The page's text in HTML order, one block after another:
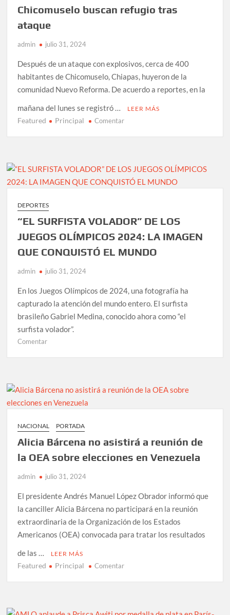
PARÍS
2024
Chicomuselo buscan refugio tras
ataque
admin julio 31, 2024
Después de un ataque con explosivos, cerca de 400
habitantes de Chicomuselo, Chiapas, huyeron de la
comunidad Nuevo Reforma. De acuerdo a reportes, en la
mañana del lunes se registró …
LEER MÁS
Featured Principal Comentaren
habitantes
Chicomuselo
tras
ataque
DEPORTES
“EL SURFISTA VOLADOR” DE LOS
JUEGOS OLÍMPICOS 2024: LA IMAGEN
QUE CONQUISTÓ EL MUNDO
admin julio 31, 2024
En los Juegos Olímpicos de 2024, una fotografía ha
capturado la atención del mundo entero. El surfista
brasileño Gabriel Medina, conocido ahora como “el
surfista volador”.
Comentaren
JUEGOS
2024:
LA
IMAGEN
CONQUISTÓ
MUNDO
NACIONAL PORTADA
Alicia Bárcena no asistirá a reunión de
la OEA sobre elecciones en Venezuela
admin julio 31, 2024
El presidente Andrés Manuel López Obrador informó que
la canciller Alicia Bárcena no participará en la reunión
extraordinaria de la Organización de los Estados
Americanos (OEA) convocada para tratar los resultados
de las …
LEER MÁS
Featured Principal Comentaren
asistirá